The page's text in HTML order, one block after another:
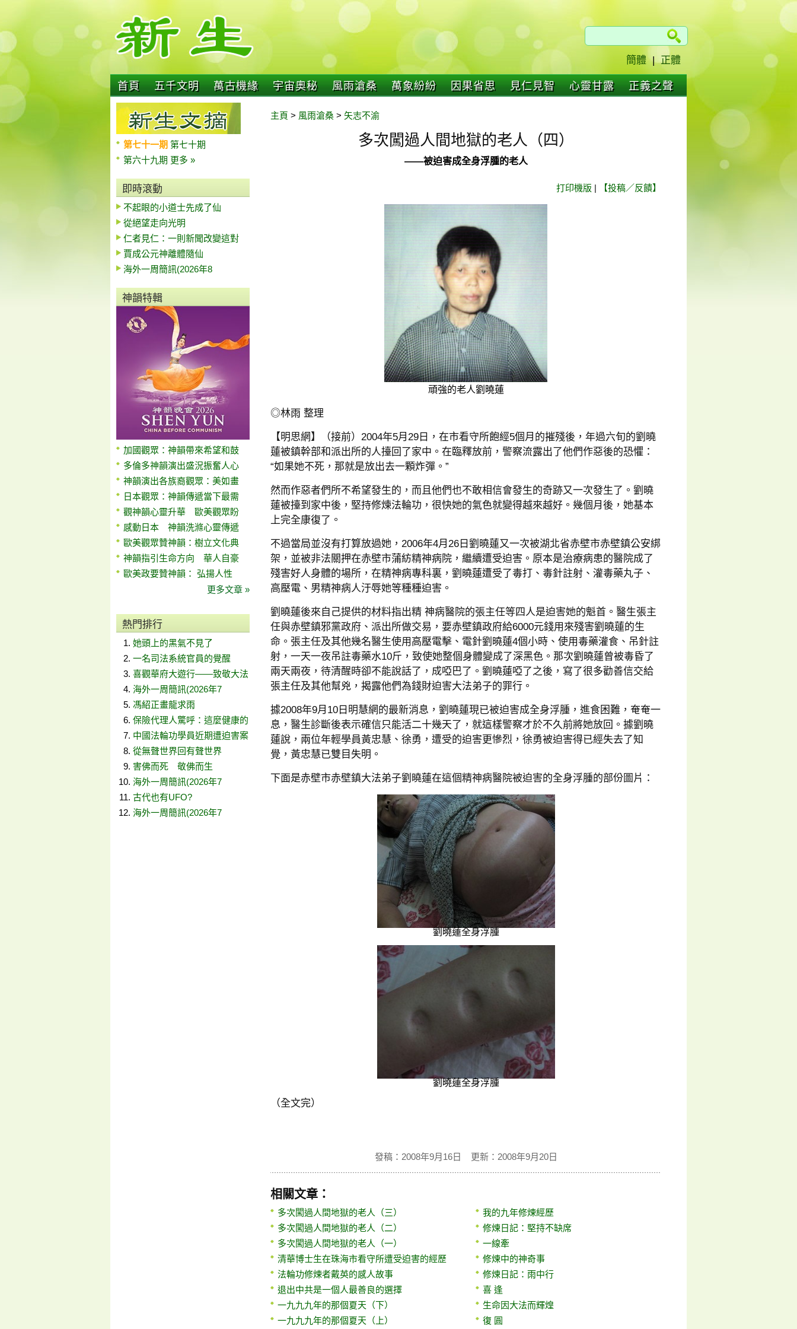
簡體 | 正體
首頁 五千文明 萬古機緣 宇宙奧秘 風雨滄桑 萬象紛紛 因果省思 見仁見智 心靈甘露 正義之聲
第七十一期 第七十期
第六十九期 更多 »
即時滾動
不起眼的小道士先成了仙
從絕望走向光明
仁者見仁：一則新聞改變這對
賈成公元神離體隨仙
海外一周簡訊(2026年8
神韻特輯
加國觀眾：神韻帶來希望和鼓
多倫多神韻演出盛況振奮人心
神韻演出各族裔觀眾：美如畫
日本觀眾：神韻傳遞當下最需
觀神韻心靈升華 歐美觀眾盼
感動日本 神韻洗滌心靈傳遞
歐美觀眾贊神韻：樹立文化典
神韻指引生命方向 華人自豪
歐美政要贊神韻： 弘揚人性
更多文章 »
熱門排行
她頭上的黑氣不見了
一名司法系統官員的覺醒
喜觀華府大遊行——致敬大法
海外一周簡訊(2026年7
馮紹正畫龍求雨
保險代理人驚呼：這麼健康的
中國法輪功學員近期遭迫害案
從無聲世界回有聲世界
害佛而死 敬佛而生
海外一周簡訊(2026年7
古代也有UFO?
海外一周簡訊(2026年7
主頁 > 風雨滄桑 > 矢志不渝
多次闖過人間地獄的老人（四）
——被迫害成全身浮腫的老人
打印機版 | 【投稿／反饋】
頑強的老人劉曉蓮
◎林雨 整理
【明思網】（接前）2004年5月29日，在市看守所飽經5個月的摧殘後，年過六旬的劉曉
蓮被鎮幹部和派出所的人擡回了家中。在臨釋放前，警察流露出了他們作惡後的恐懼：
“如果她不死，那就是放出去一顆炸彈。”
然而作惡者們所不希望發生的，而且他們也不敢相信會發生的奇跡又一次發生了。劉曉
蓮被擡到家中後，堅持修煉法輪功，很快她的氣色就變得越來越好。幾個月後，她基本
上完全康復了。
不過當局並沒有打算放過她，2006年4月26日劉曉蓮又一次被湖北省赤壁市赤壁鎮公安綁
架，並被非法關押在赤壁市蒲紡精神病院，繼續遭受迫害。原本是治療病患的醫院成了
殘害好人身體的場所，在精神病專科裏，劉曉蓮遭受了毒打、毒針註射、灌毒藥丸子、
高壓電、男精神病人汙辱她等種種迫害。
劉曉蓮後來自己提供的材料指出精 神病醫院的張主任等四人是迫害她的魁首。醫生張主
任與赤壁鎮邪黨政府、派出所做交易，要赤壁鎮政府給6000元錢用來殘害劉曉蓮的生
命。張主任及其他幾名醫生使用高壓電擊、電針劉曉蓮4個小時、使用毒藥灌食、吊針註
射，一天一夜吊註毒藥水10斤，致使她整個身體變成了深黑色。那次劉曉蓮曾被毒昏了
兩天兩夜，待清醒時卻不能說話了，成啞巴了。劉曉蓮啞了之後，寫了很多勸善信交給
張主任及其他幫兇，揭露他們為錢財迫害大法弟子的罪行。
據2008年9月10日明慧網的最新消息，劉曉蓮現已被迫害成全身浮腫，進食困難，奄奄一
息，醫生診斷後表示確信只能活二十幾天了，就這樣警察才於不久前將她放回。據劉曉
蓮說，兩位年輕學員黃忠慧、徐勇，遭受的迫害更慘烈，徐勇被迫害得已經失去了知
覺，黃忠慧已雙目失明。
下面是赤壁市赤壁鎮大法弟子劉曉蓮在這個精神病醫院被迫害的全身浮腫的部份圖片：
劉曉蓮全身浮腫
劉曉蓮全身浮腫
（全文完）
發稿：2008年9月16日 更新：2008年9月20日
相關文章：
多次闖過人間地獄的老人（三）
多次闖過人間地獄的老人（二）
多次闖過人間地獄的老人（一）
清華博士生在珠海市看守所遭受迫害的經歷
法輪功修煉者戴英的感人故事
退出中共是一個人最善良的選擇
一九九九年的那個夏天（下）
一九九九年的那個夏天（上）
我的九年修煉經歷
修煉日記：堅持不缺席
一線牽
修煉中的神奇事
修煉日記：雨中行
喜 逢
生命因大法而輝煌
復 圓